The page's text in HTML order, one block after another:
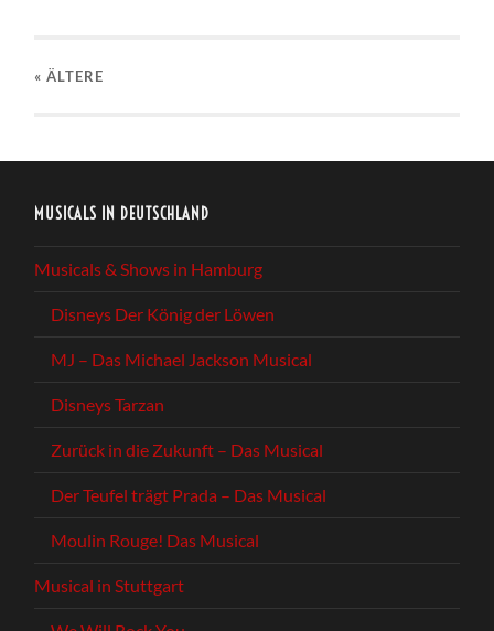
« ÄLTERE
MUSICALS IN DEUTSCHLAND
Musicals & Shows in Hamburg
Disneys Der König der Löwen
MJ – Das Michael Jackson Musical
Disneys Tarzan
Zurück in die Zukunft – Das Musical
Der Teufel trägt Prada – Das Musical
Moulin Rouge! Das Musical
Musical in Stuttgart